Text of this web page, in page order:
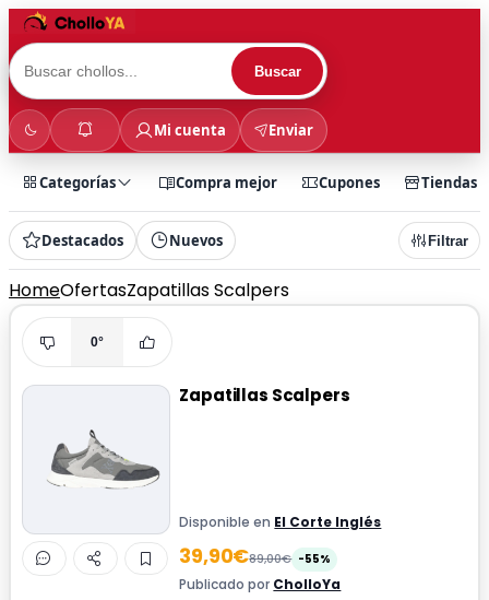
Buscar
Mi cuenta Enviar
Categorías Compra mejor Cupones Tiendas
Destacados Nuevos Filtrar
HomeOfertasZapatillas Scalpers
0°
Zapatillas Scalpers
Disponible en El Corte Inglés
39,90€89,00€ -55%
Publicado por CholloYa